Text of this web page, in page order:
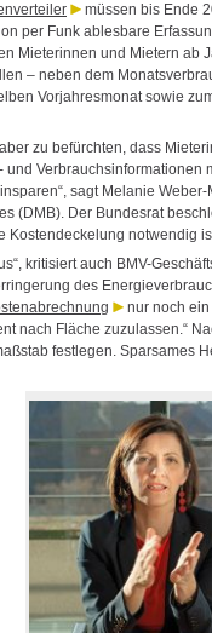
müssen bis Ende
per Funk ablesbare
Mieterinnen und Mietern ab
– neben dem
Vorjahresmonat sowie
zu befürchten, dass
und Verbrauchsinformationen
sagt Melanie Weber-
(DMB). Der Bundesrat
Kostendeckelung notwendig
kritisiert auch BMV-
des
nur noch
nach Fläche zuzulassen.“
festlegen. Sparsames